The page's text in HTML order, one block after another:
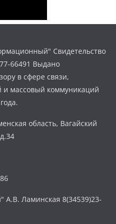
Свидетельство
66491 Выдано
в сфере связи,
массовый коммуникаций
область, Вагайский
А.В. Ламинская 8(34539)23-